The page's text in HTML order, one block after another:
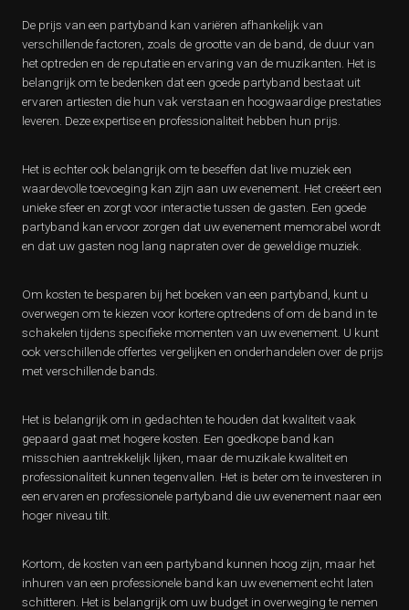
De prijs van een partyband kan variëren afhankelijk van
verschillende factoren, zoals de grootte van de band, de duur van
het optreden en de reputatie en ervaring van de muzikanten. Het is
belangrijk om te bedenken dat een goede partyband bestaat uit
ervaren artiesten die hun vak verstaan en hoogwaardige prestaties
leveren. Deze expertise en professionaliteit hebben hun prijs.
Het is echter ook belangrijk om te beseffen dat live muziek een
waardevolle toevoeging kan zijn aan uw evenement. Het creëert een
unieke sfeer en zorgt voor interactie tussen de gasten. Een goede
partyband kan ervoor zorgen dat uw evenement memorabel wordt
en dat uw gasten nog lang napraten over de geweldige muziek.
Om kosten te besparen bij het boeken van een partyband, kunt u
overwegen om te kiezen voor kortere optredens of om de band in te
schakelen tijdens specifieke momenten van uw evenement. U kunt
ook verschillende offertes vergelijken en onderhandelen over de prijs
met verschillende bands.
Het is belangrijk om in gedachten te houden dat kwaliteit vaak
gepaard gaat met hogere kosten. Een goedkope band kan
misschien aantrekkelijk lijken, maar de muzikale kwaliteit en
professionaliteit kunnen tegenvallen. Het is beter om te investeren in
een ervaren en professionele partyband die uw evenement naar een
hoger niveau tilt.
Kortom, de kosten van een partyband kunnen hoog zijn, maar het
inhuren van een professionele band kan uw evenement echt laten
schitteren. Het is belangrijk om uw budget in overweging te nemen